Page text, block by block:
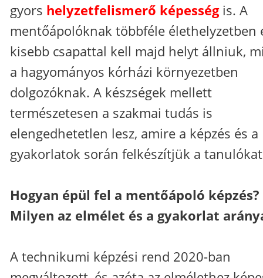
gyors helyzetfelismerő képességis. A
mentőápolóknak többféle élethelyzetben
kisebb csapattal kell majd helyt állniuk,
a hagyományos kórházi környezetben
dolgozóknak. A készségek mellett
természetesen a szakmai tudás is
elengedhetetlen lesz, amire a képzés és a
gyakorlatok során felkészítjük a
Hogyan épül fel a mentőápoló képzés?
Milyen az elmélet és a gyakorlat
A technikumi képzési rend 2020-ban